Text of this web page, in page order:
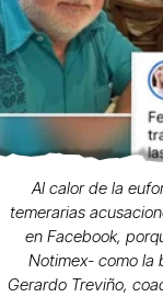
Al calor de la
temerarias
en Facebook,
Notimex- como la
Gerardo Treviño,